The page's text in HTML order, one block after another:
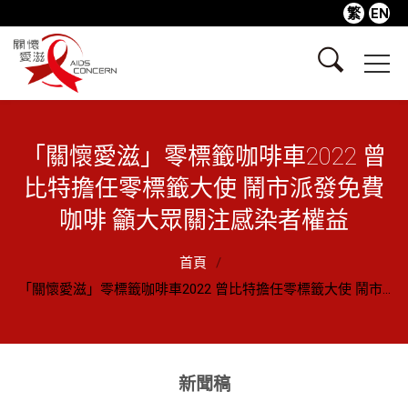
繁 EN
「關懷愛滋」零標籤咖啡車2022 曾
比特擔任零標籤大使 鬧市派發免費
咖啡 籲大眾關注感染者權益
首頁
「關懷愛滋」零標籤咖啡車2022 曾比特擔任零標籤大使 鬧市...
新聞稿